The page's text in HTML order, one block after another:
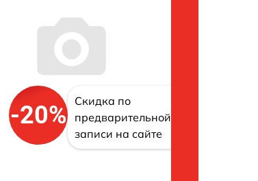
-20%
Скидка по
предварительной
записи на сайте